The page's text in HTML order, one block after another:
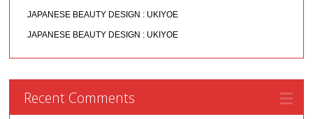
JAPANESE BEAUTY DESIGN : UKIYOE
JAPANESE BEAUTY DESIGN : UKIYOE
Recent Comments